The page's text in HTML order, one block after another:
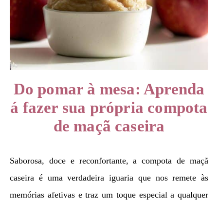
Do pomar à mesa: Aprenda
á fazer sua própria compota
de maçã caseira
Saborosa, doce e reconfortante, a compota de maçã
caseira é uma verdadeira iguaria que nos remete às
memórias afetivas e traz um toque especial a qualquer